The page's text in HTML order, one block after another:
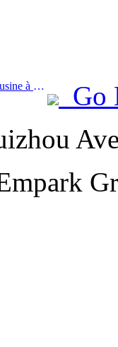
Prev:Blockbuster Movie Hotel : une usine à rêves cinématographiques en déplacement
Go